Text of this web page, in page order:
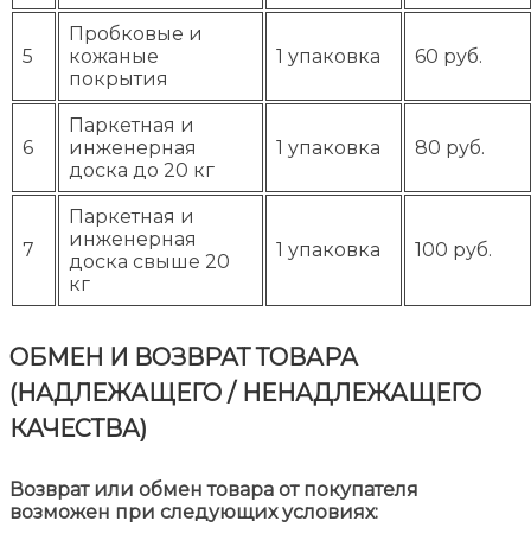
5
Пробковые и
кожаные
покрытия
1 упаковка 60 руб.
6
Паркетная и
инженерная
доска до 20 кг
1 упаковка 80 руб.
7
Паркетная и
инженерная
доска свыше 20
кг
1 упаковка 100 руб.
ОБМЕН И ВОЗВРАТ ТОВАРА
(НАДЛЕЖАЩЕГО / НЕНАДЛЕЖАЩЕГО
КАЧЕСТВА)
Возврат или обмен товара от покупателя
возможен при следующих условиях: